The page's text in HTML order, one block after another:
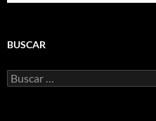
BUSCAR
Buscar: